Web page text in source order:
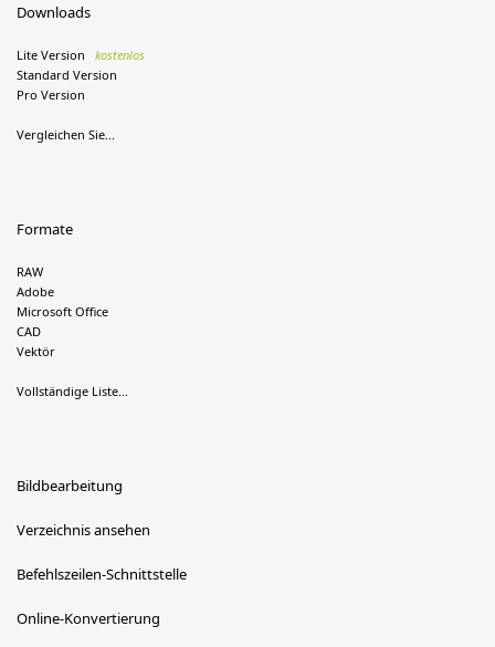
Downloads
Lite Version
kostenlos
Standard Version
Pro Version
Vergleichen Sie...
Formate
RAW
Adobe
Microsoft Office
CAD
Vektör
Vollständige Liste...
Bildbearbeitung
Verzeichnis ansehen
Befehlszeilen-Schnittstelle
Online-Konvertierung